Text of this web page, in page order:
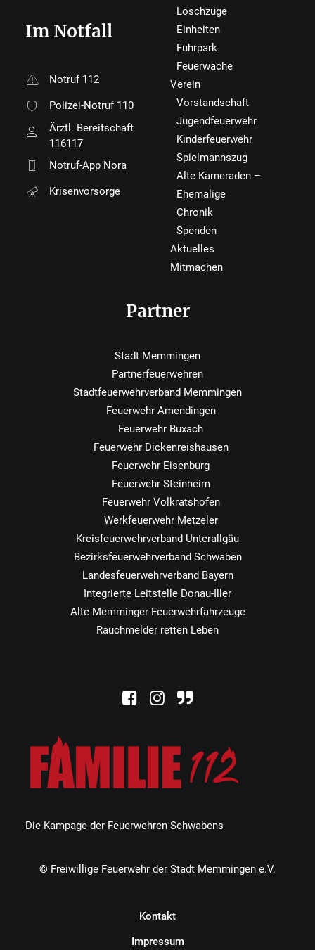
Die Kampage der Feuerwehren Schwabens
Im Notfall
Notruf 112
Polizei-Notruf 110
Ärztl. Bereitschaft
116117
Notruf-App Nora
Krisenvorsorge
Löschzüge
Einheiten
Fuhrpark
Feuerwache
Verein
Vorstandschaft
Jugendfeuerwehr
Kinderfeuerwehr
Spielmannszug
Alte Kameraden –
Ehemalige
Chronik
Spenden
Aktuelles
Mitmachen
Partner
Stadt Memmingen
Partnerfeuerwehren
Stadtfeuerwehrverband Memmingen
Feuerwehr Amendingen
Feuerwehr Buxach
Feuerwehr Dickenreishausen
Feuerwehr Eisenburg
Feuerwehr Steinheim
Feuerwehr Volkratshofen
Werkfeuerwehr Metzeler
Kreisfeuerwehrverband Unterallgäu
Bezirksfeuerwehrverband Schwaben
Landesfeuerwehrverband Bayern
Integrierte Leitstelle Donau-Iller
Alte Memminger Feuerwehrfahrzeuge
Rauchmelder retten Leben
© Freiwillige Feuerwehr der Stadt Memmingen e.V.
Kontakt
Impressum